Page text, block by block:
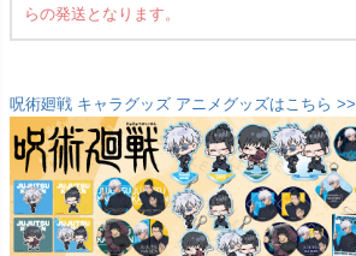
らの発送となります。
呪術廻戦 キャラグッズ アニメグッズはこちら >>